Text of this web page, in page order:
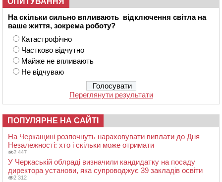
На скільки сильно впливають відключення світла на
ваше життя, зокрема роботу?
Катастрофічно
Частково відчутно
Майже не впливають
Не відчуваю
Переглянути результати
ПОПУЛЯРНЕ НА САЙТІ
На Черкащині розпочнуть нараховувати виплати до Дня
Незалежності: хто і скільки може отримати
2 447
У Черкаській облраді визначили кандидатку на посаду
директора установи, яка супроводжує 39 закладів освіти
2 312